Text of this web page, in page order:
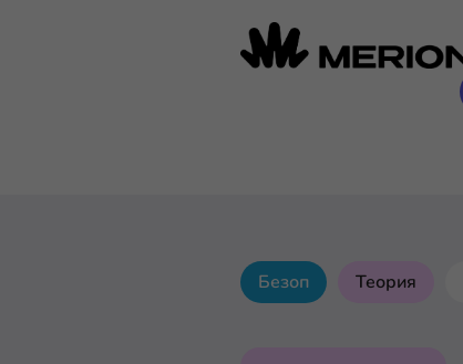
Безоп Теория